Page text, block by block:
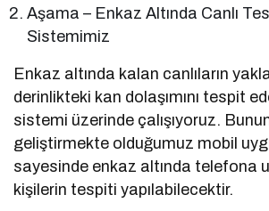
Aşama – Enkaz Altında Canlı
Sistemimiz
Enkaz altında kalan canlıların
derinlikteki kan dolaşımını tespit
sistemi üzerinde çalışıyoruz.
geliştirmekte olduğumuz mobil
sayesinde enkaz altında telefona
kişilerin tespiti yapılabilecektir.